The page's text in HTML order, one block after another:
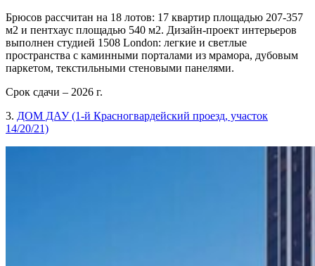
Брюсов рассчитан на 18 лотов: 17 квартир площадью 207-357
м2 и пентхаус площадью 540 м2. Дизайн-проект интерьеров
выполнен студией 1508 London: легкие и светлые
пространства с каминными порталами из мрамора, дубовым
паркетом, текстильными стеновыми панелями.
Срок сдачи – 2026 г.
3. ДОМ ДАУ (1-й Красногвардейский проезд, участок
14/20/21)